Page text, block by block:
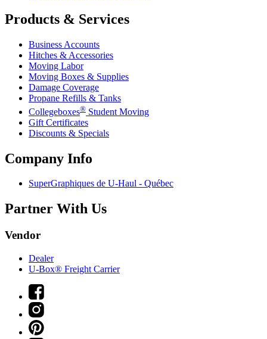
Products & Services
Business Accounts
Hitches & Accessories
Moving Labor
Moving Boxes & Supplies
Damage Coverage
Propane Refills & Tanks
Collegeboxes® Student Moving
Gift Certificates
Discounts & Specials
Company Info
SuperGraphiques de U-Haul - Québec
Partner With Us
Vendor
Dealer
U-Box® Freight Carrier